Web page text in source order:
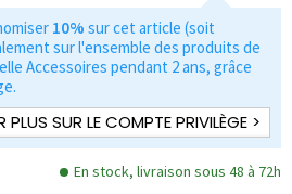
10% sur cet article (soit
sur l'ensemble des produits de
Accessoires pendant 2 ans, grâce
PLUS SUR LE COMPTE PRIVILÈGE >
En stock, livraison sous 48 à 72h